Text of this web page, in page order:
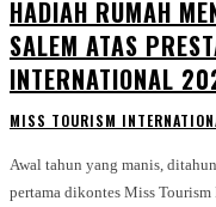
HADIAH RUMAH
SALEM ATAS
INTERNATIONAL
MISS TOURISM
Awal tahun yang manis,
pertama dikontes Miss Tourism